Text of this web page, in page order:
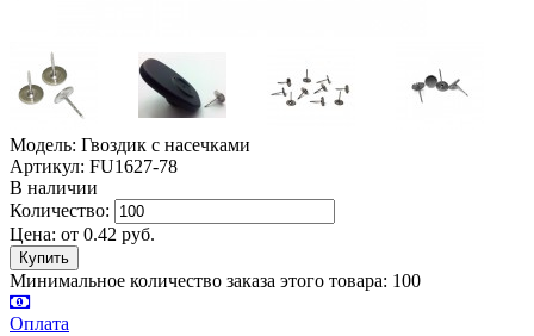
Модель: Гвоздик с насечками
Артикул: FU1627-78
В наличии
Количество:
Цена: от 0.42 руб.
Минимальное количество заказа этого товара: 100
Оплата